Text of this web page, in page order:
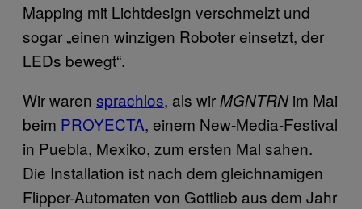
Mapping mit Lichtdesign verschmelzt und
sogar „einen winzigen Roboter einsetzt, der
LEDs bewegt“.
Wir waren sprachlos, als wirMGNTRN im Mai
beim PROYECTA, einem New-Media-Festival
in Puebla, Mexiko, zum ersten Mal sahen.
Die Installation ist nach dem gleichnamigen
Flipper-Automaten von Gottlieb aus dem Jahr